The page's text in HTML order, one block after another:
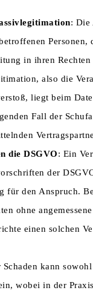
: Die
Personen,
in ihren
also die
liegt beim
Fall der
die DSGVO: Ein
der
für den Anspruch.
ohne
einen solchen
Schaden kann
wobei in der